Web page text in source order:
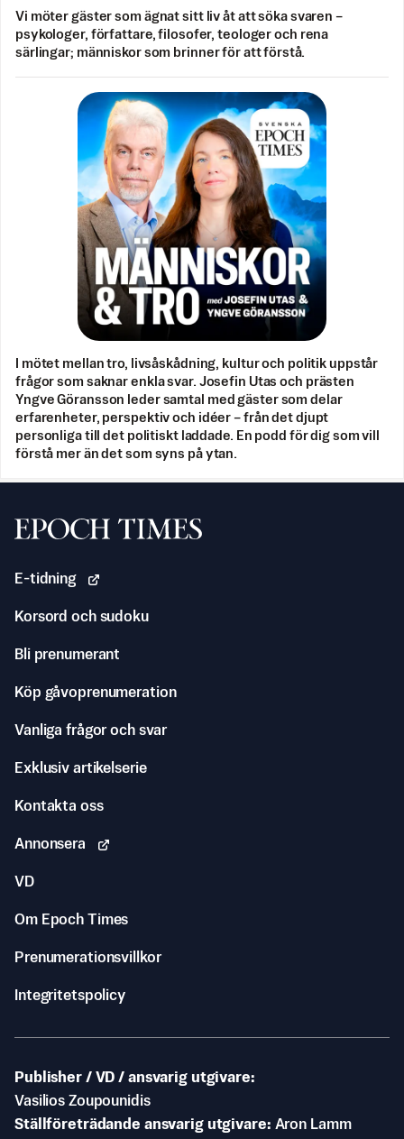
Vi möter gäster som ägnat sitt liv åt att söka svaren –
psykologer, författare, filosofer, teologer och rena
särlingar; människor som brinner för att förstå.
I mötet mellan tro, livsåskådning, kultur och politik uppstår
frågor som saknar enkla svar. Josefin Utas och prästen
Yngve Göransson leder samtal med gäster som delar
erfarenheter, perspektiv och idéer – från det djupt
personliga till det politiskt laddade. En podd för dig som vill
förstå mer än det som syns på ytan.
Svenska Epoch Times
E-tidning
Korsord och sudoku
Bli prenumerant
Köp gåvoprenumeration
Vanliga frågor och svar
Exklusiv artikelserie
Kontakta oss
Annonsera
VD
Om Epoch Times
Prenumerationsvillkor
Integritetspolicy
Publisher / VD / ansvarig utgivare
Vasilios Zoupounidis
Ställföreträdande ansvarig utgivare Aron Lamm